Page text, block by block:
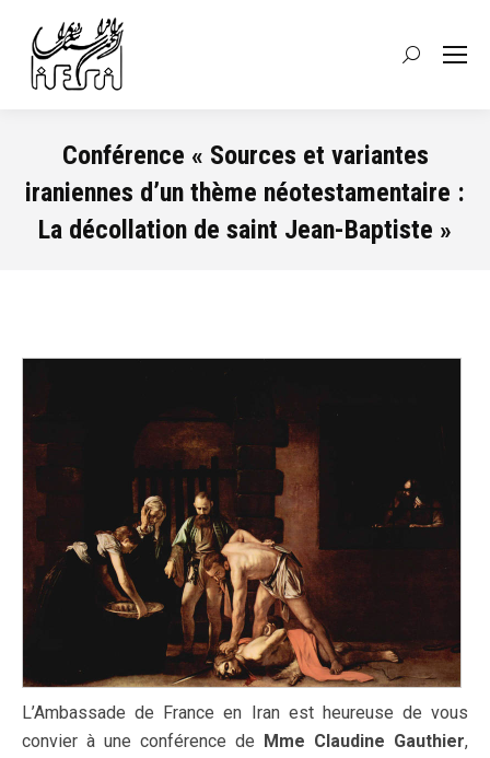
Recherche
Conférence « Sources et variantes
iraniennes d’un thème néotestamentaire :
La décollation de saint Jean-Baptiste »
L’Ambassade de France en Iran est heureuse de vous
convier à une conférence de Mme Claudine Gauthier,